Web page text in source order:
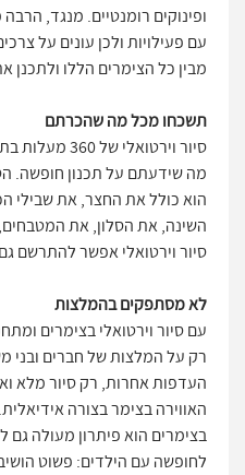
ופינוקים רומנטיים. מנגד,
עם פעילויות ולכן עונים על
מבין כל הצימרים הללו
תשכחו מכל מה שהכרתם
סיור
מה שידעתם על תכנון חופשה.
הוא כולל את החצר, את שבילי
השינה, את הסלון, את
סיור וירטואלי אפשר להתרשם
לא מסתפקים בהמלצות
עם סיור וירטואלי בצימרים
רק על המלצות של חברים ובני
העדפות אחרות, רק סיור מלא
האווירה בצימר בצורה
בצימרים הוא פיתרון מעולה
לחופשה עם הילדים: פשוט